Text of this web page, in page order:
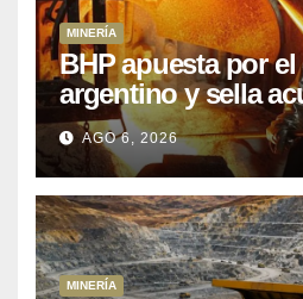
MINERÍA
BHP apuesta por
argentino y sella
Kobrea para siete
AGO 6, 2026
MINERÍA